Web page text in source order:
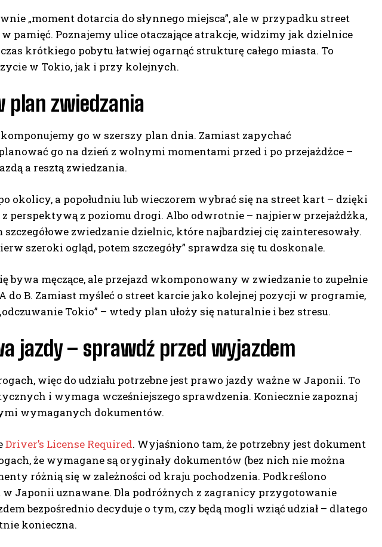
„moment dotarcia do słynnego miejsca”, ale w przypadku street
w pamięć. Poznajemy ulice otaczające atrakcje, widzimy jak dzielnice
krótkiego pobytu łatwiej ogarnąć strukturę całego miasta. To
w Tokio, jak i przy kolejnych.
zwiedzania
go w szerszy plan dnia. Zamiast zapychać
go na dzień z wolnymi momentami przed i po przejażdżce –
a resztą zwiedzania.
okolicy, a popołudniu lub wieczorem wybrać się na street kart – dzięki
z perspektywą z poziomu drogi. Albo odwrotnie – najpierw przejażdżka,
szczegółowe zwiedzanie dzielnic, które najbardziej cię zainteresowały.
szeroki ogląd, potem szczegóły” sprawdza się tu doskonale.
bywa męczące, ale przejazd wkomponowany w zwiedzanie to zupełnie
do B. Zamiast myśleć o street karcie jako kolejnej pozycji w programie,
Tokio” – wtedy plan ułoży się naturalnie i bez stresu.
jazdy – sprawdź przed wyjazdem
więc do udziału potrzebne jest prawo jazdy ważne w Japonii. To
i wymaga wcześniejszego sprawdzenia. Koniecznie zapoznaj
wymaganych dokumentów.
Driver’s License Required. Wyjaśniono tam, że potrzebny jest dokument
że wymagane są oryginały dokumentów (bez nich nie można
różnią się w zależności od kraju pochodzenia. Podkreślono
Japonii uznawane. Dla podróżnych z zagranicy przygotowanie
bezpośrednio decyduje o tym, czy będą mogli wziąć udział – dlatego
konieczna.